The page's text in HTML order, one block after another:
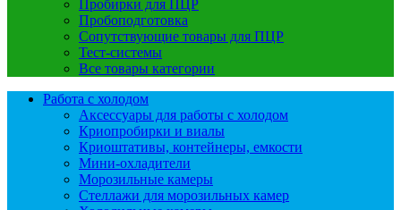
Пробирки для ПЦР
Пробоподготовка
Сопутствующие товары для ПЦР
Тест-системы
Все товары категории
Работа с холодом
Аксессуары для работы с холодом
Криопробирки и виалы
Криоштативы, контейнеры, емкости
Мини-охладители
Морозильные камеры
Стеллажи для морозильных камер